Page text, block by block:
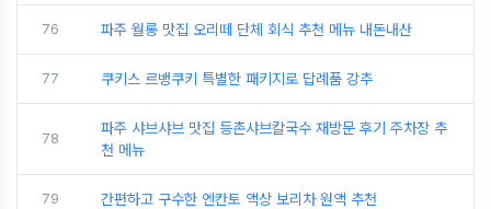
76 파주 월롱 맛집 오리떼 단체 회식 추천 메뉴 내돈내산
77 쿠키스 르뱅쿠키 특별한 패키지로 답례품 강추
78
파주 샤브샤브 맛집 등촌샤브칼국수 재방문 후기 주차장 추
천 메뉴
79 간편하고 구수한 엔칸토 액상 보리차 원액 추천